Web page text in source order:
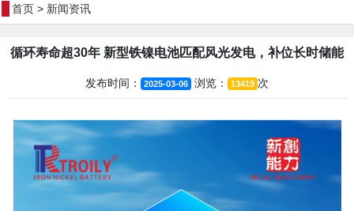
首页 > 新闻资讯
循环寿命超30年 新型铁镍电池匹配风光发电，补位长时储能
发布时间： 2025-03-06 浏览： 13419 次